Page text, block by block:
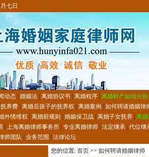
七日
动态 婚姻法 离婚协议书 离婚程序 离婚财产如何分割
养费 离婚后孩子的抚养权 离婚案例
如何聘请婚姻律
外情维权 离婚前规则 婚姻保卫战 离婚子女抚养 离
上海离婚律师事务所 专业离婚律师 法定继承 代位继
师团队 业务范围 法律论坛
您的位置: 首页>> 如何聘请婚姻律师